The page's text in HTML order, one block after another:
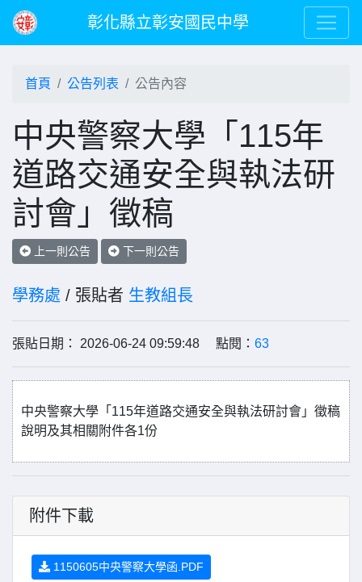
彰化縣立彰安國民中學
首頁 公告列表 公告內容
中央警察大學「115年
道路交通安全與執法研
討會」徵稿
上一則公告 下一則公告
學務處 / 張貼者 生教組長
張貼日期： 2026-06-24 09:59:48 點閱： 63
中央警察大學「115年道路交通安全與執法研討會」徵稿
說明及其相關附件各1份
附件下載
1150605中央警察大學函.PDF